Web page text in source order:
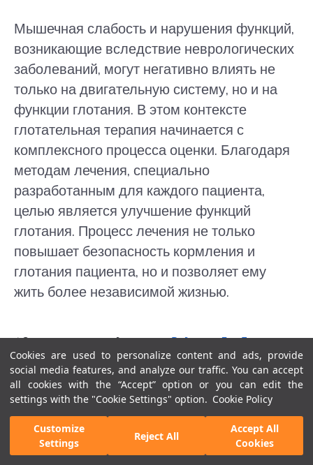
Cookies are used to personalize content and ads, provide
social media features, and analyze our traffic. You can accept
all cookies with the “Accept” option or you can edit the
settings with the "Cookie Settings" option. Cookie Policy
Customize
Settings
Reject All
Accept All
Cookies
Мышечная слабость и нарушения функций,
возникающие вследствие неврологических
заболеваний, могут негативно влиять не
только на двигательную систему, но и на
функции глотания. В этом контексте
глотательная терапия начинается с
комплексного процесса оценки. Благодаря
методам лечения, специально
разработанным для каждого пациента,
целью является улучшение функций
глотания. Процесс лечения не только
повышает безопасность кормления и
глотания пациента, но и позволяет ему
жить более независимой жизнью.
* Этот контент подготовленРедакция Лив Госпиталя.
* Содержимое нашего сайта предназначено только для
информационных целей. Обязательно обратитесь к
врачу для диагностики и лечения. В содержание
страницы не включены элементы, содержащие
информацию о терапевтических медицинских услугах в